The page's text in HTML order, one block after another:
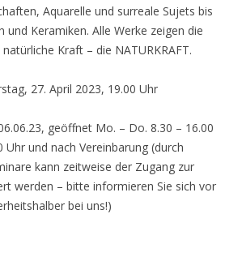
Aquarelle und surreale Sujets bis
und Keramiken. Alle Werke zeigen die
Kraft – die NATURKRAFT.
27. April 2023, 19.00 Uhr
geöffnet Mo. – Do. 8.30 – 16.00
Uhr und nach Vereinbarung (durch
kann zeitweise der Zugang zur
werden – bitte informieren Sie sich vor
bei uns!)